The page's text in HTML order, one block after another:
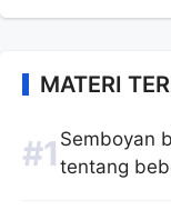
MATERI
Semboyan
tentang